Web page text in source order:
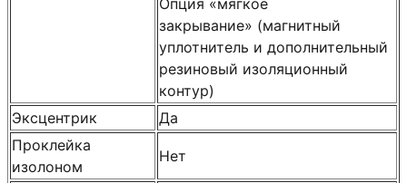
закрывание» (магнитный
уплотнитель и дополнительный
резиновый изоляционный
контур)
Эксцентрик
Да
Проклейка
изолоном
Нет